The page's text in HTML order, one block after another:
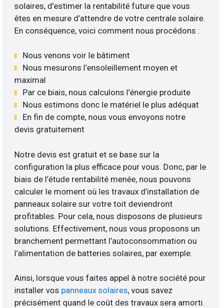
solaires, d’estimer la rentabilité future que vous
êtes en mesure d’attendre de votre centrale solaire.
En conséquence, voici comment nous procédons :
Nous venons voir le bâtiment
Nous mesurons l’ensoleillement moyen et
maximal
Par ce biais, nous calculons l’énergie produite
Nous estimons donc le matériel le plus adéquat
En fin de compte, nous vous envoyons notre
devis gratuitement
Notre devis est gratuit et se base sur la
configuration la plus efficace pour vous. Donc, par le
biais de l’étude rentabilité menée, nous pouvons
calculer le moment où les travaux d’installation de
panneaux solaire sur votre toit deviendront
profitables. Pour cela, nous disposons de plusieurs
solutions. Effectivement, nous vous proposons un
branchement permettant l’autoconsommation ou
l’alimentation de batteries solaires, par exemple.
Ainsi, lorsque vous faites appel à notre société pour
installer vos panneaux solaires, vous savez
précisément quand le coût des travaux sera amorti.